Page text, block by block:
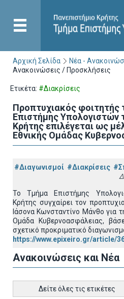
Αρχική Σελίδα
Νέα -
Ανακοινώσεις / Προσκλήσεις
Ετικέτα: #Διακρίσεις
Προπτυχιακός φοιτητής
Επιστήμης Υπολογιστών
Κρήτης επιλέγεται ως
Εθνικής Ομάδας
#Διαγωνισμοί #Διακρίσεις
Το Τμήμα Επιστήμης
Κρήτης συγχαίρει τον
Ιάσονα Κωνσταντίνο Μάνθο για
Ομάδα Κυβερνοασφάλειας,
σχετικό προκριματικό
https://www.epixeiro.gr/article/
Ανακοινώσεις και Νέα
Δείτε όλες τις ετικέτες